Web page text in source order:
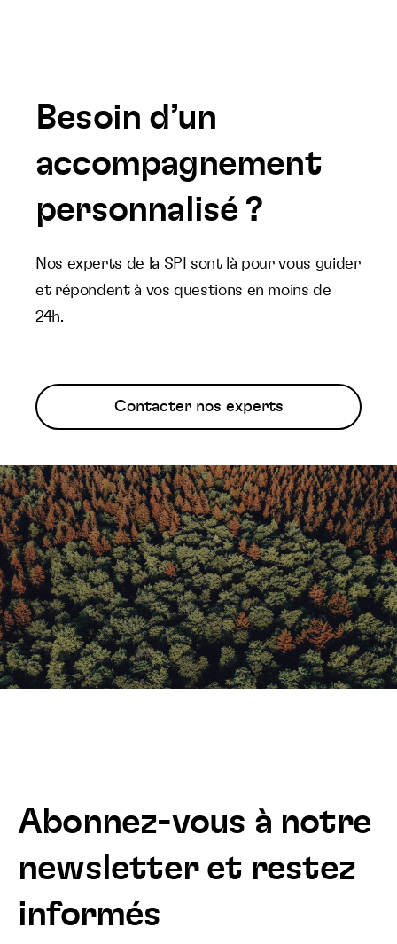
Besoin d’un
accompagnement
personnalisé ?
Nos experts de la SPI sont là pour vous guider
et répondent à vos questions en moins de
24h.
Contacter nos experts
Abonnez-vous à notre
newsletter et restez
informés